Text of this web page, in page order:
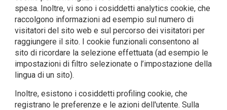
spesa. Inoltre, vi sono i cosiddetti analytics cookie, che
raccolgono informazioni ad esempio sul numero di
visitatori del sito web e sul percorso dei visitatori per
raggiungere il sito. I cookie funzionali consentono al
sito di ricordare la selezione effettuata (ad esempio le
impostazioni di filtro selezionate o l’impostazione della
lingua di un sito).
Inoltre, esistono i cosiddetti profiling cookie, che
registrano le preferenze e le azioni dell'utente. Sulla